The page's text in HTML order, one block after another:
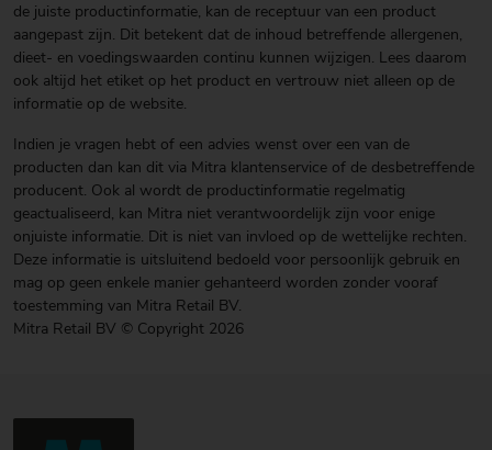
de juiste productinformatie, kan de receptuur van een product
aangepast zijn. Dit betekent dat de inhoud betreffende allergenen,
dieet- en voedingswaarden continu kunnen wijzigen. Lees daarom
ook altijd het etiket op het product en vertrouw niet alleen op de
informatie op de website.
Indien je vragen hebt of een advies wenst over een van de
producten dan kan dit via Mitra klantenservice of de desbetreffende
producent. Ook al wordt de productinformatie regelmatig
geactualiseerd, kan Mitra niet verantwoordelijk zijn voor enige
onjuiste informatie. Dit is niet van invloed op de wettelijke rechten.
Deze informatie is uitsluitend bedoeld voor persoonlijk gebruik en
mag op geen enkele manier gehanteerd worden zonder vooraf
toestemming van Mitra Retail BV.
Mitra Retail BV © Copyright 2026